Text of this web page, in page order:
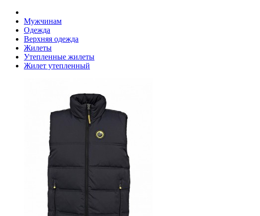
Мужчинам
Одежда
Верхняя одежда
Жилеты
Утепленные жилеты
Жилет утепленный